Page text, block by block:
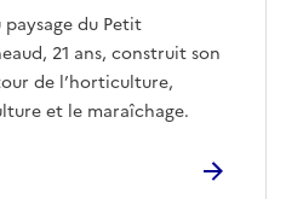
du Petit
21 ans, construit son
de l’horticulture,
et le maraîchage.